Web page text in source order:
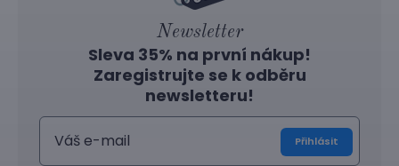
Newsletter
Sleva 35% na první nákup!
Zaregistrujte se k odběru
newsletteru!
Přihlásit